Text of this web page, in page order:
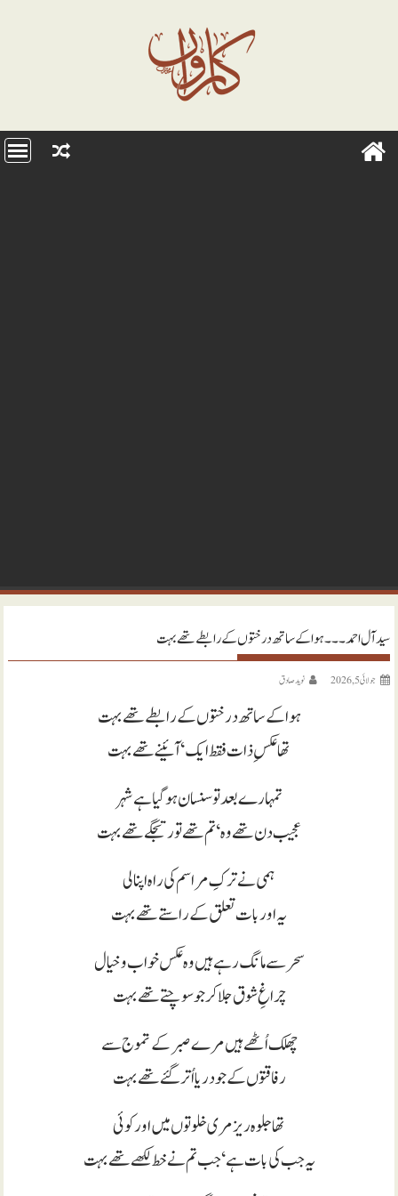
سید آل احمد ۔۔۔ ہوا کے ساتھ درختوں کے رابطے تھے بہت
جولائی 5, 2026 نويد صادق
ہوا کے ساتھ درختوں کے رابطے تھے بہت
تھا عکسِ ذات فقط ایک‘ آئینے تھے بہت
تمہارے بعد تو سنسان ہو گیا ہے شہر
عجیب دن تھے وہ‘ تم تھے تو رتجگے تھے بہت
ہمی نے ترکِ مراسم کی راہ اپنا لی
یہ اور بات تعلق کے راستے تھے بہت
سحر سے مانگ رہے ہیں وہ عکس خواب و خیال
چراغِ شوق جلا کر جو سوچتے تھے بہت
چھلک اُٹھے ہیں مرے صبر کے تموج سے
رفاقتوں کے جو دریا اُتر گئے تھے بہت
تھا جلوہ ریز مری خلوتوں میں اور کوئی
یہ جب کی بات ہے‘ جب تم نے خط لکھے تھے بہت